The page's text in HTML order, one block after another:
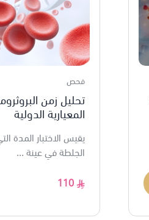
فحص
تحليل زمن
المعيارية الدولية
يقيس الاختبار المدة
الجلطة في عينة ...
110